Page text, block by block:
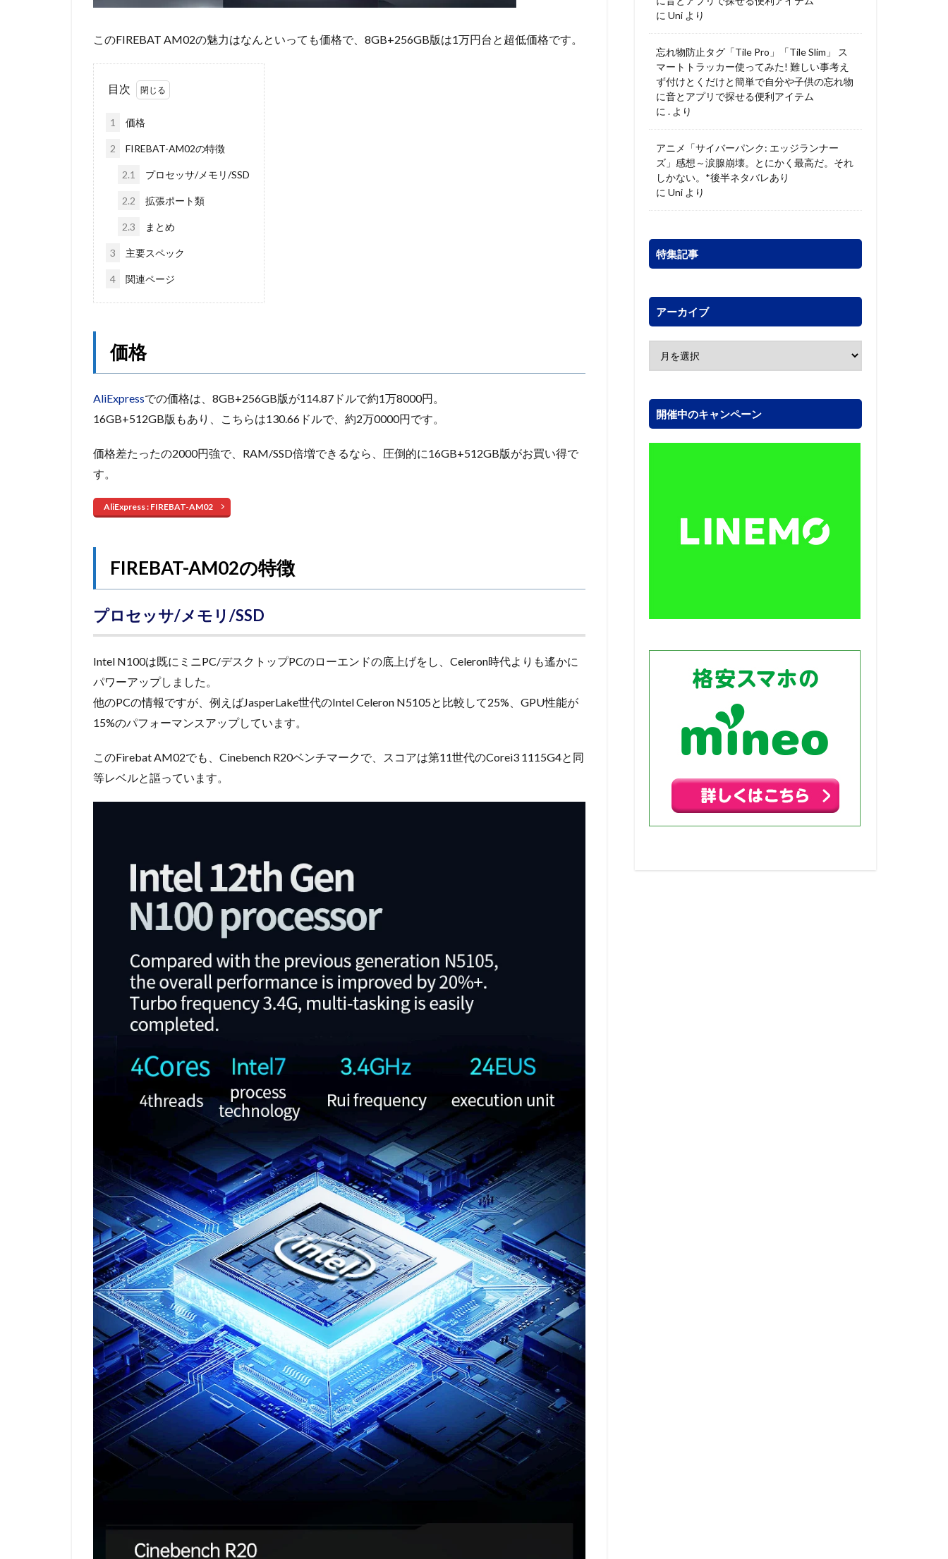
このFIREBAT AM02の魅力はなんといっても価格で、8GB+256GB版は1万円台と超低価格です。
目次
1 価格
2 FIREBAT-AM02の特徴
2.1 プロセッサ/メモリ/SSD
2.2 拡張ポート類
2.3 まとめ
3 主要スペック
4 関連ページ
価格
AliExpressでの価格は、8GB+256GB版が114.87ドルで約1万8000円。
16GB+512GB版もあり、こちらは130.66ドルで、約2万0000円です。
価格差たったの2000円強で、RAM/SSD倍増できるなら、圧倒的に16GB+512GB版がお買い得で
す。
AliExpress : FIREBAT-AM02
FIREBAT-AM02の特徴
プロセッサ/メモリ/SSD
Intel N100は既にミニPC/デスクトップPCのローエンドの底上げをし、Celeron時代よりも遙かに
パワーアップしました。
他のPCの情報ですが、例えばJasperLake世代のIntel Celeron N5105と比較して25%、GPU性能が
15%のパフォーマンスアップしています。
このFirebat AM02でも、Cinebench R20ベンチマークで、スコアは第11世代のCorei3 1115G4と同
等レベルと謳っています。
に Uni より
忘れ物防止タグ「Tile Pro」「Tile Slim」 ス
マートトラッカー使ってみた! 難しい事考え
ず付けとくだけと簡単で自分や子供の忘れ物
に音とアプリで探せる便利アイテム
に . より
アニメ「サイバーパンク: エッジランナー
ズ」感想～涙腺崩壊。とにかく最高だ。それ
しかない。*後半ネタバレあり
に Uni より
特集記事
アーカイブ
開催中のキャンペーン